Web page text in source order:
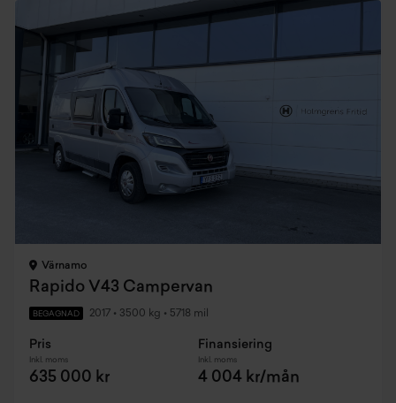
Värnamo
Rapido V43 Campervan
BEGAGNAD 2017 • 3500 kg • 5718 mil
Pris
Inkl. moms
635 000 kr
Finansiering
Inkl. moms
4 004 kr/mån